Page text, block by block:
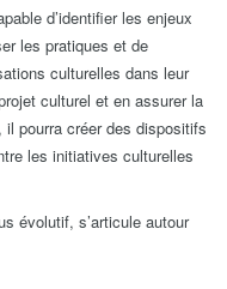
d’identifier les enjeux
les pratiques et de
culturelles dans leur
culturel et en assurer la
pourra créer des dispositifs
les initiatives culturelles
évolutif, s’articule autour